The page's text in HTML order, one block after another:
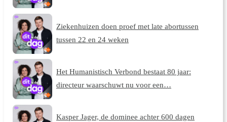
Ziekenhuizen doen proef met late abortussen
tussen 22 en 24 weken
Het Humanistisch Verbond bestaat 80 jaar:
directeur waarschuwt nu voor een…
Kasper Jager, de dominee achter 600 dagen